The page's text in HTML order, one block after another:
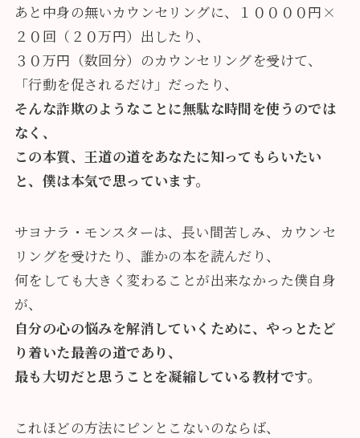
あと中身の無いカウンセリングに、１００００円×
２０回（２０万円）出したり、
３０万円（数回分）のカウンセリングを受けて、
「行動を促されるだけ」だったり、
そんな詐欺のようなことに無駄な時間を使うのでは
なく、
この本質、王道の道をあなたに知ってもらいたい
と、僕は本気で思っています。
サヨナラ・モンスターは、長い間苦しみ、カウンセ
リングを受けたり、誰かの本を読んだり、
何をしても大きく変わることが出来なかった僕自身
が、
自分の心の悩みを解消していくために、やっとたど
り着いた最善の道であり、
最も大切だと思うことを凝縮している教材です。
これほどの方法にピンとこないのならば、